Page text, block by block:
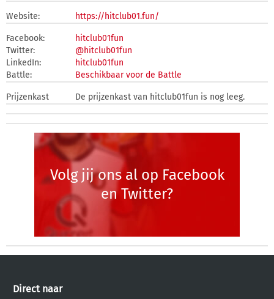
Website: https://hitclub01.fun/
Facebook:
hitclub01fun
Twitter:
@hitclub01fun
LinkedIn:
hitclub01fun
Battle:
Beschikbaar voor de Battle
Prijzenkast De prijzenkast van hitclub01fun is nog leeg.
Volg jij ons al op Facebook
en Twitter?
Direct naar